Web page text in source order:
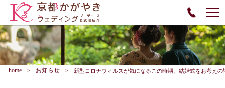
home お知らせ 新型コロナウィルスが気になるこの時期、結婚式をお考えの